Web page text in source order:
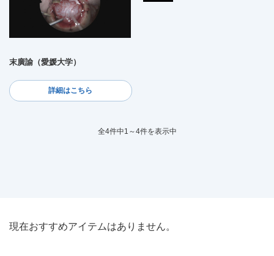
末廣諭（愛媛大学）
詳細はこちら
全4件中1～4件を表示中
現在おすすめアイテムはありません。